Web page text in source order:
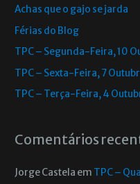
Achas que o gajo se jarda
Férias do Blog
TPC – Segunda-Feira, 10
TPC – Sexta-Feira, 7
TPC – Terça-Feira, 4
Comentários
Jorge Castela em TPC –